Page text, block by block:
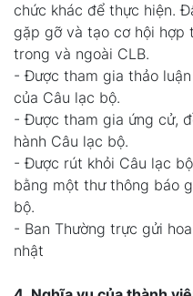
chức khác để thực hiện.
gặp gỡ và tạo cơ hội hợp
trong và ngoài CLB.
- Được tham gia thảo
của Câu lạc bộ.
- Được tham gia ứng cử,
hành Câu lạc bộ.
- Được rút khỏi Câu lạc
bằng một thư thông báo
bộ.
- Ban Thường trực gửi
nhật